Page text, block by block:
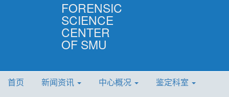
FORENSIC
SCIENCE
CENTER
OF SMU
首页 新闻资讯 中心概况
鉴定科室